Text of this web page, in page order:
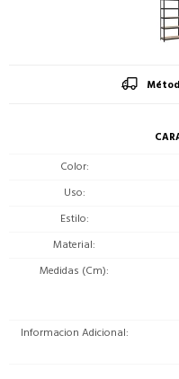
Color
Uso
Estilo
Material
Medidas (Cm)
Informacion Adicional